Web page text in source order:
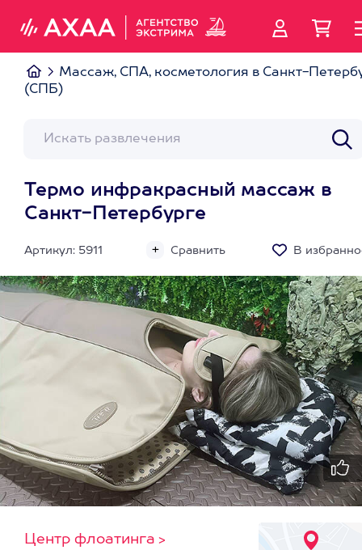
Массаж, СПА, косметология в Санкт-
(СПБ)
Термо инфракрасный массаж в
Санкт-Петербурге
Артикул: 5911 Сравнить В
Центр флоатинга >